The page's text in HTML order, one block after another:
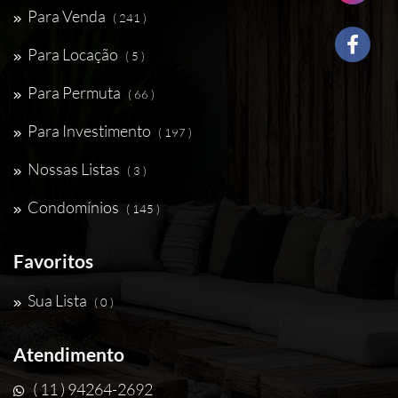
Para Venda ( 241 )
Para Locação ( 5 )
Para Permuta ( 66 )
Para Investimento ( 197 )
Nossas Listas ( 3 )
Condomínios ( 145 )
Favoritos
Sua Lista ( 0 )
Atendimento
( 11 ) 94264-2692